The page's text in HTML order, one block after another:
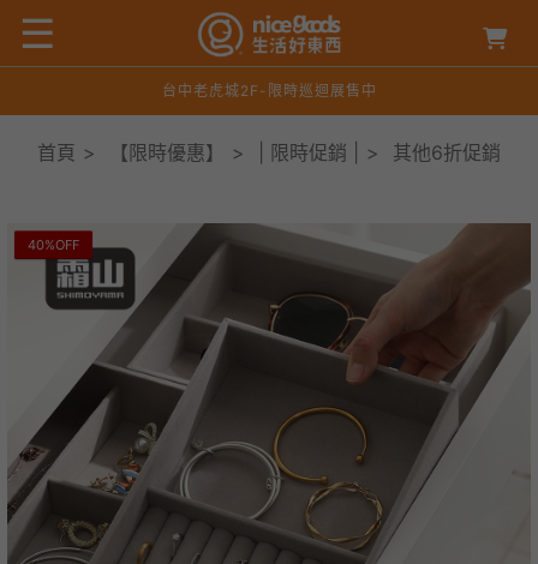
☰
台中老虎城2F-限時巡迴展售中
首頁 > 【限時優惠】 > | 限時促銷 | > 其他6折促銷
40%OFF